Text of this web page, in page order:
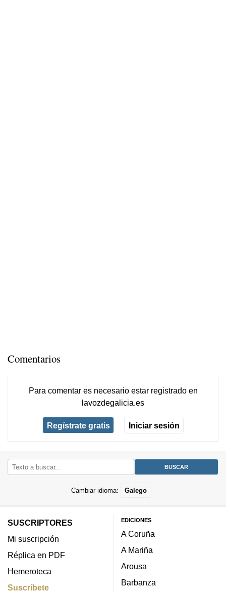
Comentarios
Para comentar es necesario estar registradoen
lavozdegalicia.es
Regístrate gratis Iniciar sesión
Cambiar idioma: Galego
SUSCRIPTORES
Mi suscripción
Réplica en PDF
Hemeroteca
Suscríbete
EDICIONES
A Coruña
A Mariña
Arousa
Barbanza